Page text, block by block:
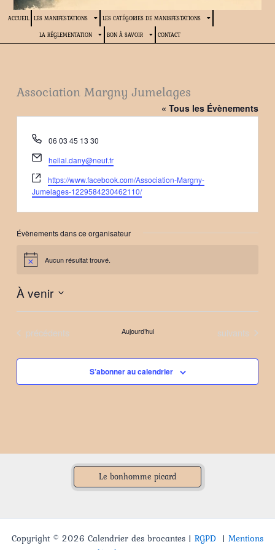
ACCUEIL LES MANIFESTATIONS LES CATÉGORIES DE MANISFESTATIONS
LA RÉGLEMENTATION BON À SAVOIR CONTACT
Association Margny Jumelages
« Tous les Évènements
Téléphone
06 03 45 13 30
Email
hellal.dany@neuf.fr
Site
web
https://www.facebook.com/Association-Margny-
Jumelages-1229584230462110/
Évènements dans ce organisateur
Notice Aucun résultat trouvé.
À venir
Sélectionnez
date.Évènements
précédents Aujourd’hui Évènements
suivants
S’abonner au calendrier
Le bonhomme picard
Copyright © 2026 Calendrier des brocantes | RGPD | Mentions